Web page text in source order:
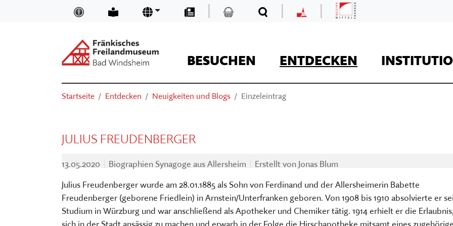
Zum Hauptinhalt springenInklusion und Barrierefreiheit
Leichte Sprache
Sprachen Presse
| Kaufladen | | Mittelfranken
BESUCHEN ENTDECKEN
BASIS-INFOS
ORIENTIEREN IM MUSEUM
VERANSTALTUNGEN
AUSSTELLUNGEN
Kaufladen
Der Onlineshop des
MUSEUM DIGITAL
KURSE
VORTRÄGE
THEATER, KINO & KONZERTE
Museum Kirche in
MUSEUM KIRCHE IN FRANKEN
FÖRDERVEREIN
STELLENANGEBOTE
MUSEUMSAUFGABEN
Museumsaufgaben
Startseite Entdecken Neuigkeiten und Blogs Einzeleintrag
JULIUS FREUDENBERGER
13.05.2020 Biographien Synagoge aus Allersheim Erstellt von Jonas Blum
Julius Freudenberger wurde am 28.01.1885 als Sohn von Ferdinand und der Allersheimerin Babette
Freudenberger (geborene Friedlein) in Arnstein/Unterfranken geboren. Von 1908 bis 1910 absolvierte er
Studium in Würzburg und war anschließend als Apotheker und Chemiker tätig. 1914 erhielt er die Erlaubnis,
sich in der Stadt ansässig zu machen und erwarb in der Folge die Hirschapotheke mitsamt eines